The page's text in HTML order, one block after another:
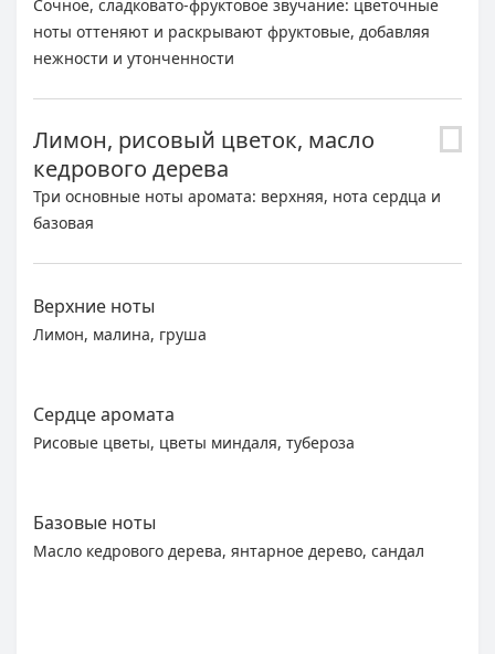
Сочное, сладковато-фруктовое звучание: цветочные
ноты оттеняют и раскрывают фруктовые, добавляя
нежности и утонченности
Лимон, рисовый цветок, масло
кедрового дерева
Три основные ноты аромата: верхняя, нота сердца и
базовая
Верхние ноты
Лимон, малина, груша
Сердце аромата
Рисовые цветы, цветы миндаля, тубероза
Базовые ноты
Масло кедрового дерева, янтарное дерево, сандал